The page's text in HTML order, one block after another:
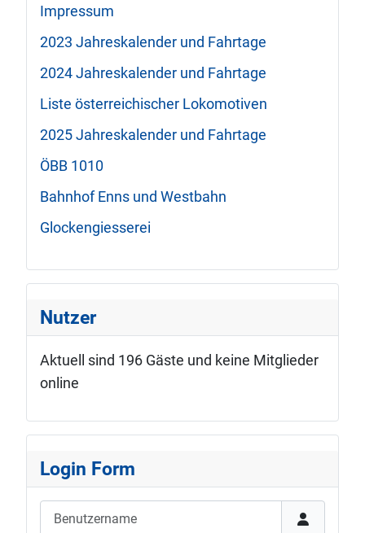
Impressum
2023 Jahreskalender und Fahrtage
2024 Jahreskalender und Fahrtage
Liste österreichischer Lokomotiven
2025 Jahreskalender und Fahrtage
ÖBB 1010
Bahnhof Enns und Westbahn
Glockengiesserei
Nutzer
Aktuell sind 196 Gäste und keine Mitglieder
online
Login Form